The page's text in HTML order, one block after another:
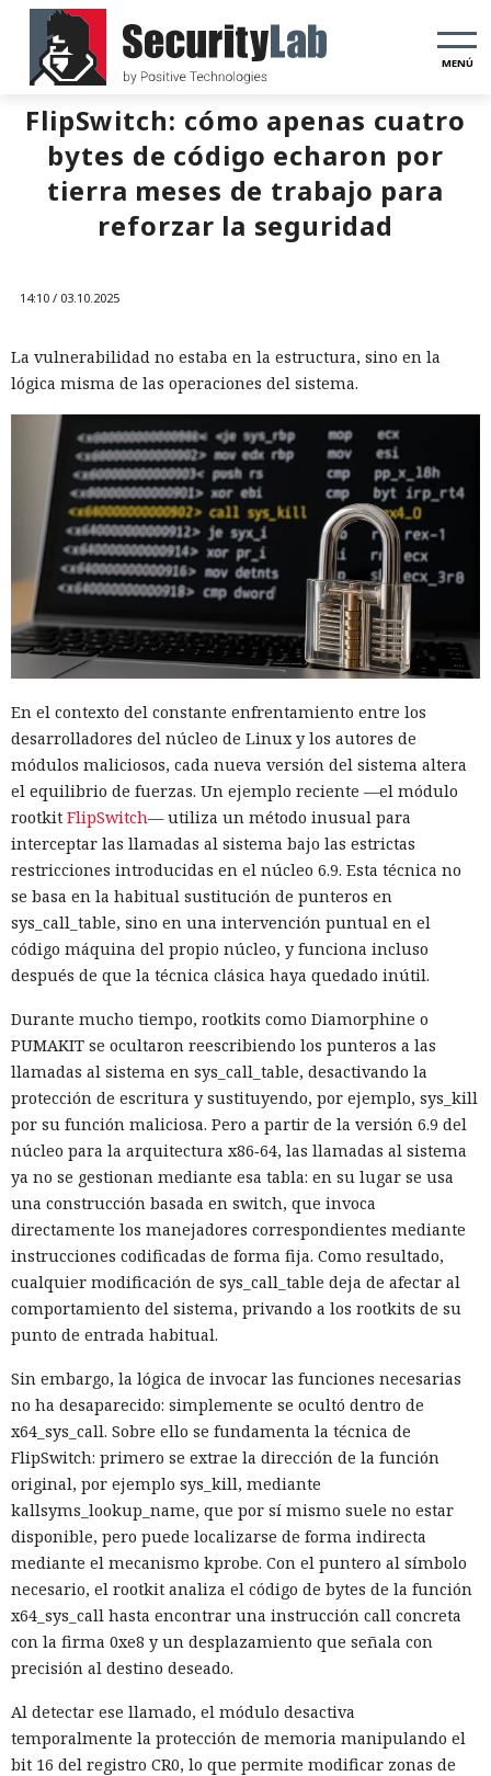
MENÚ
FlipSwitch: cómo apenas cuatro
bytes de código echaron por
tierra meses de trabajo para
reforzar la seguridad
14:10 / 03.10.2025
La vulnerabilidad no estaba en la estructura, sino en la
lógica misma de las operaciones del sistema.
En el contexto del constante enfrentamiento entre los
desarrolladores del núcleo de Linux y los autores de
módulos maliciosos, cada nueva versión del sistema altera
el equilibrio de fuerzas. Un ejemplo reciente —el módulo
rootkit FlipSwitch— utiliza un método inusual para
interceptar las llamadas al sistema bajo las estrictas
restricciones introducidas en el núcleo 6.9. Esta técnica no
se basa en la habitual sustitución de punteros en
sys_call_table, sino en una intervención puntual en el
código máquina del propio núcleo, y funciona incluso
después de que la técnica clásica haya quedado inútil.
Durante mucho tiempo, rootkits como Diamorphine o
PUMAKIT se ocultaron reescribiendo los punteros a las
llamadas al sistema en sys_call_table, desactivando la
protección de escritura y sustituyendo, por ejemplo, sys_kill
por su función maliciosa. Pero a partir de la versión 6.9 del
núcleo para la arquitectura x86‑64, las llamadas al sistema
ya no se gestionan mediante esa tabla: en su lugar se usa
una construcción basada en switch, que invoca
directamente los manejadores correspondientes mediante
instrucciones codificadas de forma fija. Como resultado,
cualquier modificación de sys_call_table deja de afectar al
comportamiento del sistema, privando a los rootkits de su
punto de entrada habitual.
Sin embargo, la lógica de invocar las funciones necesarias
no ha desaparecido: simplemente se ocultó dentro de
x64_sys_call. Sobre ello se fundamenta la técnica de
FlipSwitch: primero se extrae la dirección de la función
original, por ejemplo sys_kill, mediante
kallsyms_lookup_name, que por sí mismo suele no estar
disponible, pero puede localizarse de forma indirecta
mediante el mecanismo kprobe. Con el puntero al símbolo
necesario, el rootkit analiza el código de bytes de la función
x64_sys_call hasta encontrar una instrucción call concreta
con la firma 0xe8 y un desplazamiento que señala con
precisión al destino deseado.
Al detectar ese llamado, el módulo desactiva
temporalmente la protección de memoria manipulando el
bit 16 del registro CR0, lo que permite modificar zonas de